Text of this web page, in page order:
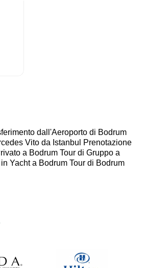
dall'Aeroporto di Bodrum
Vito da Istanbul Prenotazione
a Bodrum Tour di Gruppo a
Yacht a Bodrum Tour di Bodrum